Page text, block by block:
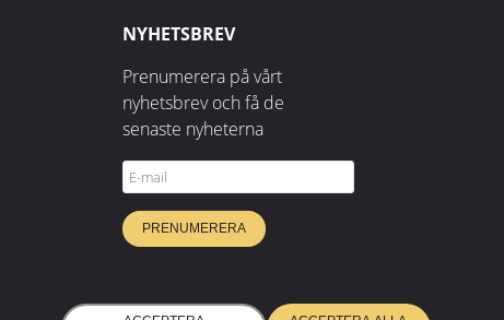
NYHETSBREV
Prenumerera på vårt
nyhetsbrev och få de
senaste nyheterna
PRENUMERERA